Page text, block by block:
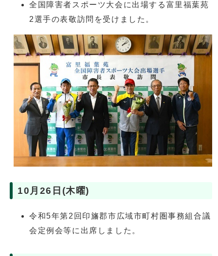
全国障害者スポーツ大会に出場する富里福葉苑
2選手の表敬訪問を受けました。
10月26日(木曜)
令和5年第2回印旛郡市広域市町村圏事務組合議
会定例会等に出席しました。